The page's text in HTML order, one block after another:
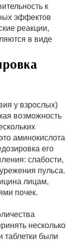
к
эффектов
реакции,
в виде
у взрослых)
возможность
аминокислота
его
слабости,
пульса.
лицам,
почек.
несколько
таблетки были